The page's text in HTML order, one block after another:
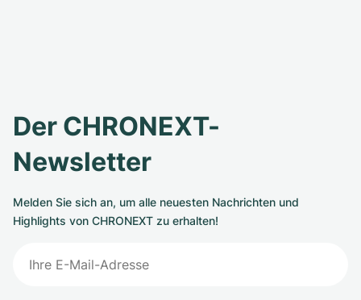
Der CHRONEXT-
Newsletter
Melden Sie sich an, um alle neuesten Nachrichten und
Highlights von CHRONEXT zu erhalten!